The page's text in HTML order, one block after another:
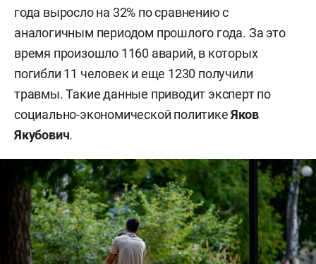
года выросло на 32% по сравнению с
аналогичным периодом прошлого года. За это
время произошло 1160 аварий, в которых
погибли 11 человек и еще 1230 получили
травмы. Такие данные приводит эксперт по
социально-экономической политикеЯков
Якубович.